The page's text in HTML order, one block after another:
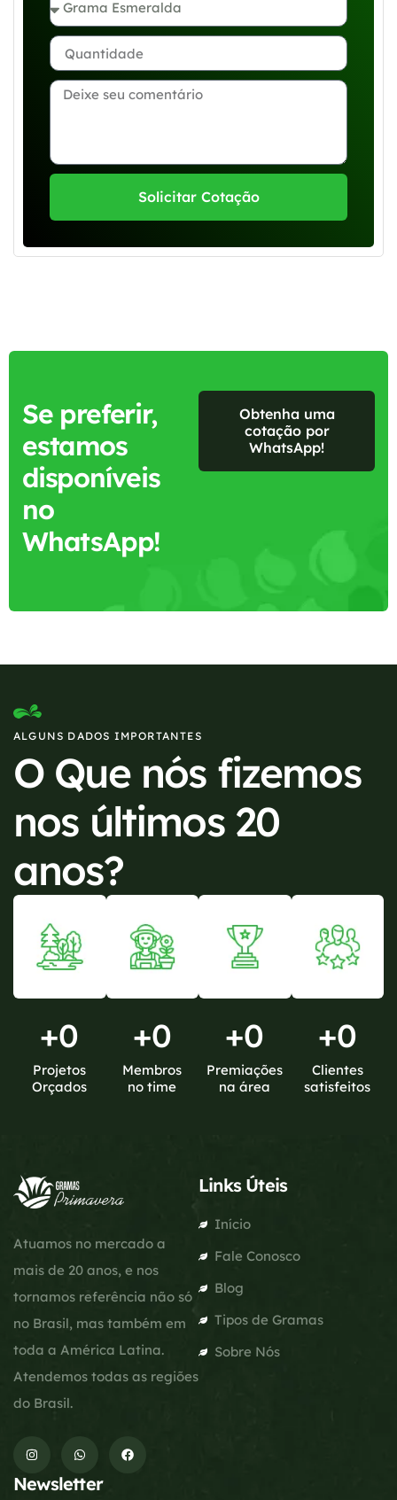
Solicitar Cotação
Se preferir,
estamos
disponíveis
no
WhatsApp!
Obtenha uma
cotação por
WhatsApp!
ALGUNS DADOS IMPORTANTES
O Que nós fizemos
nos últimos 20
anos?
+0
Projetos
Orçados
+0
Membros
no time
+0
Premiações
na área
+0
Clientes
satisfeitos
Atuamos no mercado a
mais de 20 anos, e nos
tornamos referência não só
no Brasil, mas também em
toda a América Latina.
Atendemos todas as regiões
do Brasil.
Links Úteis
Início
Fale Conosco
Blog
Tipos de Gramas
Sobre Nós
Newsletter